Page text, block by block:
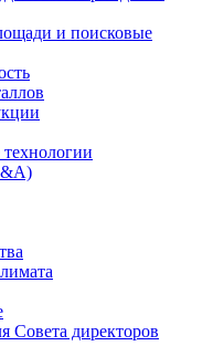
и поисковые
Совета директоров